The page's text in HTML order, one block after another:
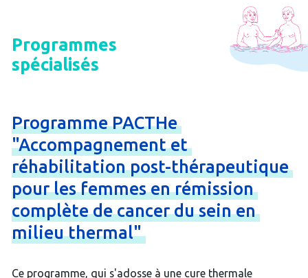
Programmes
spécialisés
ProgrammePACTHe
"Accompagnementet
réhabilitationpost-thérapeutique
pourlesfemmesenrémission
complètedecancerduseinen
milieuthermal"
Ce programme, qui s'adosse à une cure thermale